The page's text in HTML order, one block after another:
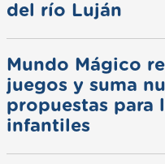
del río Luján
Mundo Mágico
juegos y suma
propuestas para
infantiles